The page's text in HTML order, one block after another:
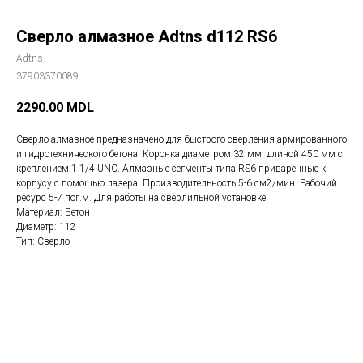
Сверло алмазное Adtns d112 RS6
Adtns
37903370089
2290.00 MDL
Сверло алмазное предназначено для быстрого сверления армированного
и гидротехнического бетона. Коронка диаметром 32 мм, длиной 450 мм с
креплением 1 1/4 UNC. Алмазные сегменты типа RS6 приваренные к
корпусу с помощью лазера. Производительность 5-6 см2/мин. Рабочий
ресурс 5-7 пог.м. Для работы на сверлильной установке.
Материал: Бетон
Диаметр: 112
Тип: Сверло